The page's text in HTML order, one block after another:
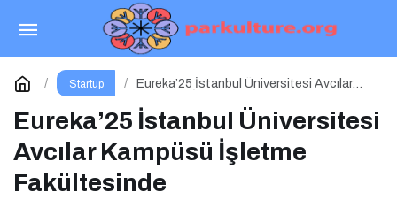
Startup
Eureka’25 İstanbul Üniversitesi Avcılar
Eureka’25 İstanbul Üniversitesi
Avcılar Kampüsü İşletme
Fakültesinde
Sponsorluk Başvurusu
Yorum Yap